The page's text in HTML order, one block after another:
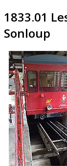
1833.01
Sonloup